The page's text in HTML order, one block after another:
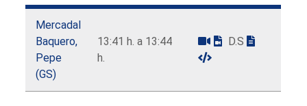
Mercadal
Baquero,
Pepe
(GS)
13:41 h. a 13:44
h.
D.S